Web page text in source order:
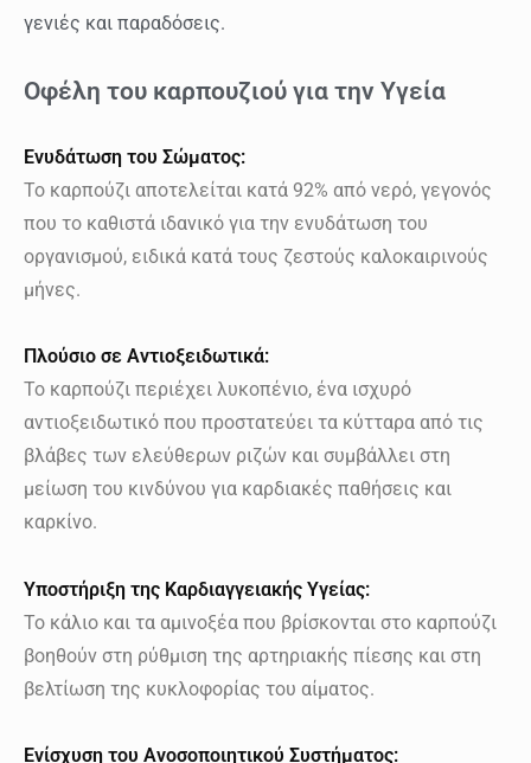
γενιές και παραδόσεις.
Οφέλη του καρπουζιού για την Υγεία
Ενυδάτωση του Σώματος:
Το καρπούζι αποτελείται κατά 92% από νερό, γεγονός
που το καθιστά ιδανικό για την ενυδάτωση του
οργανισμού, ειδικά κατά τους ζεστούς καλοκαιρινούς
μήνες.
Πλούσιο σε Αντιοξειδωτικά:
Το καρπούζι περιέχει λυκοπένιο, ένα ισχυρό
αντιοξειδωτικό που προστατεύει τα κύτταρα από τις
βλάβες των ελεύθερων ριζών και συμβάλλει στη
μείωση του κινδύνου για καρδιακές παθήσεις και
καρκίνο.
Υποστήριξη της Καρδιαγγειακής Υγείας:
Το κάλιο και τα αμινοξέα που βρίσκονται στο καρπούζι
βοηθούν στη ρύθμιση της αρτηριακής πίεσης και στη
βελτίωση της κυκλοφορίας του αίματος.
Ενίσχυση του Ανοσοποιητικού Συστήματος: